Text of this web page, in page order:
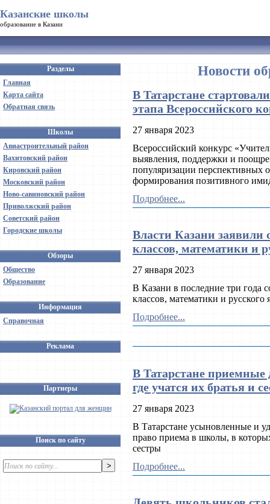
Казанские школы
образование в Казани
Разделы
Главная
Карта сайта
Обратная связь
Школы
Авиастроительный район
Вахитовский район
Кировский район
Московский район
Ново-савиновский район
Приволжский район
Советский район
Городские школы
Обзоры
Общество
Образование
Информация
Справочная
Реклама
Партнеры
Поиск по сайту
Новости
В Татарстане
этапа Всероссийского
27 января 2023
Всероссийский конкурс
выявления, поддержки и
популяризации перспективных
формирования позитивного
Подробнее...
Власти Казани заявили
классов, математики и
27 января 2023
В Казани в последние три года
классов, математики и русского
Подробнее...
В Татарстане приемные
где учатся их братья и
27 января 2023
В Татарстане усыновленные и
право приема в школы, в
сестры
Подробнее...